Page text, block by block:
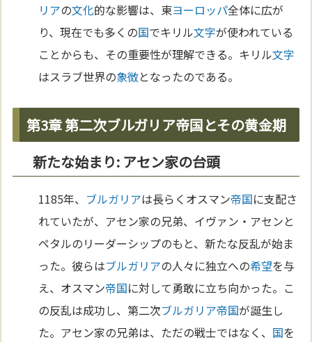
リアの文化的な影響は、東ヨーロッパ全体に広が
り、現在でも多くの国でキリル文字が使われている
ことからも、その重要性が理解できる。キリル文字
はスラブ世界の象徴となったのである。
第3章 第二次ブルガリア帝国とその黄金期
新たな始まり: アセン家の台頭
1185年、 ブルガリアは長らくオスマン帝国に支配さ
れていたが、アセン家の兄弟、イヴァン・アセンと
ペタルのリーダーシップのもと、新たな反乱が始ま
った。彼らはブルガリアの人々に独立への希望を与
え、オスマン帝国に対して勇敢に立ち向かった。こ
の反乱は成功し、第二次ブルガリア帝国が誕生し
た。アセン家の兄弟は、ただの戦士ではなく、 国を